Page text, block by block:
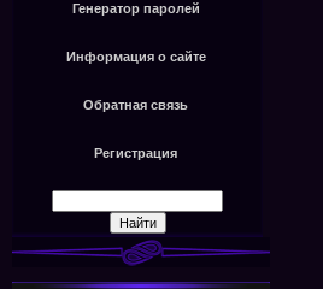
Генератор паролей
Информация о сайте
Обратная связь
Регистрация